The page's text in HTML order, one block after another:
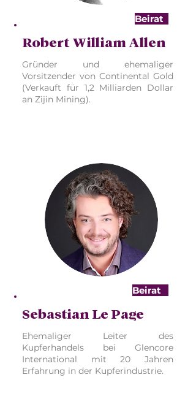
Robert William Allen
Gründer und ehemaliger
Vorsitzender von Continental Gold
(Verkauft für 1,2 Milliarden Dollar
an Zijin Mining).
Beirat
Sebastian Le Page
Ehemaliger Leiter des
Kupferhandels bei Glencore
International mit 20 Jahren
Erfahrung in der Kupferindustrie.
Beirat